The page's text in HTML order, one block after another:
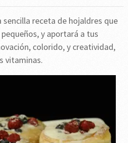
sencilla receta de hojaldres que
y aportará a tus
colorido, y creatividad,
vitaminas.